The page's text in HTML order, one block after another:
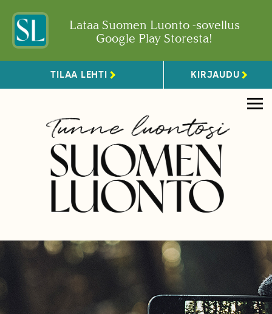
Lataa Suomen Luonto -sovellus
Google Play Storesta!
TILAA LEHTI KIRJAUDU